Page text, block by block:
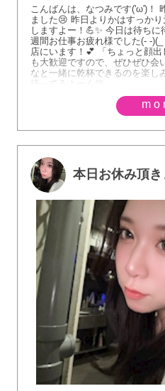
こんばんは、なつみです('ω')！
ました😢 昨日よりかはすっか
しますよー！💪✨ 今日は待ち
週間お仕事お疲れ様でした(- -
店にいます！💕 「ちょっと顔
も大歓迎ですので、ぜひぜひ
なと一緒に乾杯できるのを楽し
待ってるよーん🫶